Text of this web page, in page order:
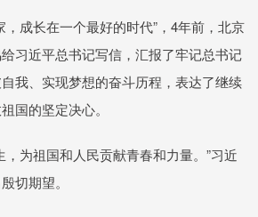
，成长在一个最好的时代”，4年前，北京
习近平总书记写信，汇报了牢记总书记
我、实现梦想的奋斗历程，表达了继续
国的坚定决心。
，为祖国和人民贡献青春和力量。”习近
切期望。